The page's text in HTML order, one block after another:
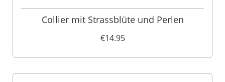
Collier mit Strassblüte und Perlen
€14.95